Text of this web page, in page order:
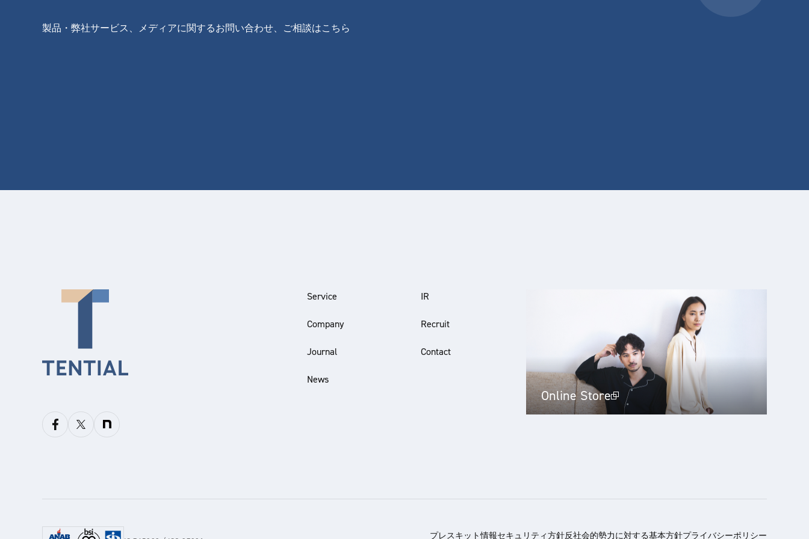
製品・弊社サービス、メディアに関するお問い合わせ、ご相談はこちら
Service
Company
Journal
News
IR
Recruit
Contact
Online Store
プレスキット情報セキュリティ方針反社会的勢力に対する基本方針プライバシーポリシー